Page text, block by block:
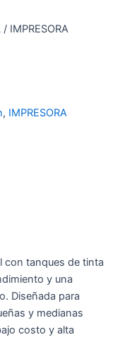
/ IMPRESORA
, IMPRESORA
con tanques de tinta
y una
Diseñada para
y medianas
costo y alta